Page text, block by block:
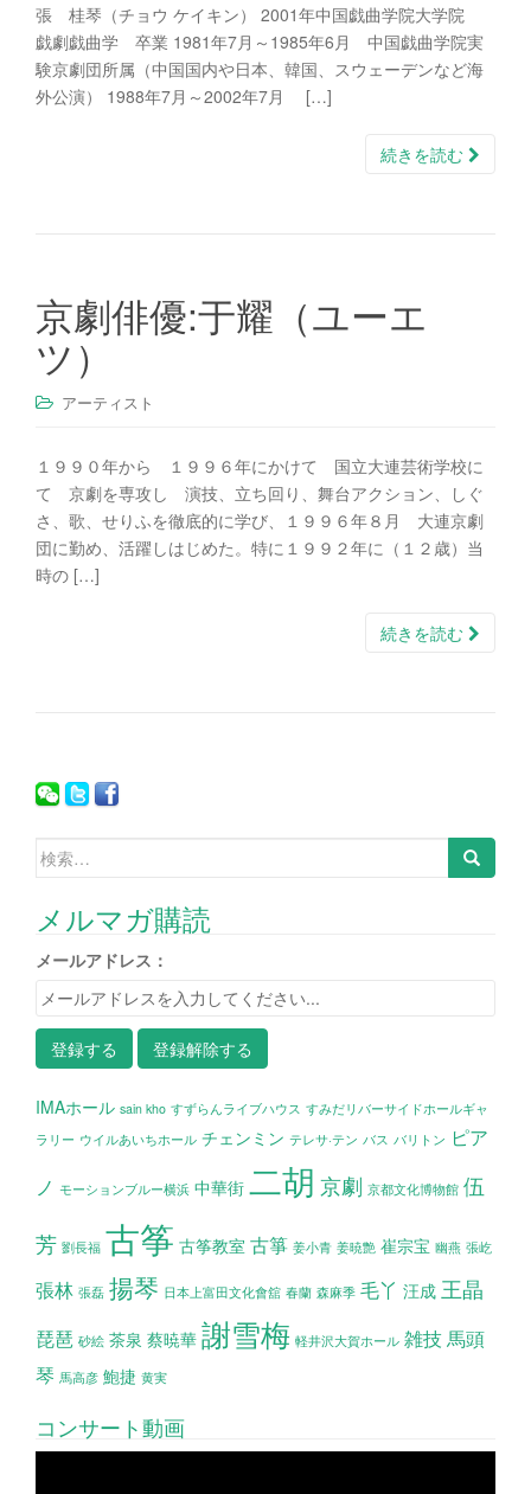
張 桂琴（チョウ ケイキン） 2001年中国戯曲学院大学院
戯劇戯曲学 卒業 1981年7月～1985年6月 中国戯曲学院実
験京劇団所属（中国国内や日本、韓国、スウェーデンなど海
外公演） 1988年7月～2002年7月 […]
続きを読む
京劇俳優:于耀（ユーエ
ツ）
アーティスト
１９９０年から １９９６年にかけて 国立大連芸術学校に
て 京劇を専攻し 演技、立ち回り、舞台アクション、しぐ
さ、歌、せりふを徹底的に学び、１９９６年８月 大連京劇
団に勤め、活躍しはじめた。特に１９９２年に（１２歳）当
時の […]
続きを読む
検索:
メルマガ購読
メールアドレス：
IMAホール sain kho すずらんライブハウス すみだリバーサイドホールギャ
ラリー ウイルあいちホール チェンミン テレサ·テン バス バリトン ピア
ノ モーションブルー横浜 中華街 二胡 京劇 京都文化博物館 伍
芳 劉長福 古筝 古筝教室 古箏 姜小青 姜暁艶 崔宗宝 幽燕 張屹
張林 張磊 揚琴 日本上富田文化會舘 春蘭 森麻季 毛丫 汪成 王晶
琵琶 砂絵 茶泉 蔡暁華 謝雪梅 軽井沢大賀ホール 雑技馬頭
琴 馬高彦 鮑捷 黄実
コンサート動画